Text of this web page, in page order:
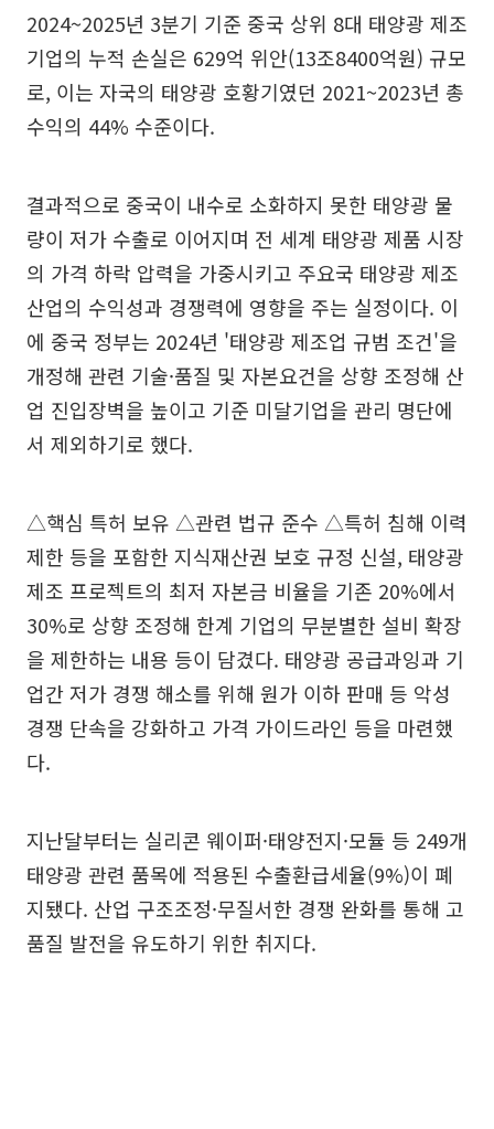
2024~2025년 3분기 기준 중국 상위 8대 태양광 제조
기업의 누적 손실은 629억 위안(13조8400억원) 규모
로, 이는 자국의 태양광 호황기였던 2021~2023년 총
수익의 44% 수준이다.
결과적으로 중국이 내수로 소화하지 못한 태양광 물
량이 저가 수출로 이어지며 전 세계 태양광 제품 시장
의 가격 하락 압력을 가중시키고 주요국 태양광 제조
산업의 수익성과 경쟁력에 영향을 주는 실정이다. 이
에 중국 정부는 2024년 '태양광 제조업 규범 조건'을
개정해 관련 기술·품질 및 자본요건을 상향 조정해 산
업 진입장벽을 높이고 기준 미달기업을 관리 명단에
서 제외하기로 했다.
△핵심 특허 보유 △관련 법규 준수 △특허 침해 이력
제한 등을 포함한 지식재산권 보호 규정 신설, 태양광
제조 프로젝트의 최저 자본금 비율을 기존 20%에서
30%로 상향 조정해 한계 기업의 무분별한 설비 확장
을 제한하는 내용 등이 담겼다. 태양광 공급과잉과 기
업간 저가 경쟁 해소를 위해 원가 이하 판매 등 악성
경쟁 단속을 강화하고 가격 가이드라인 등을 마련했
다.
지난달부터는 실리콘 웨이퍼·태양전지·모듈 등 249개
태양광 관련 품목에 적용된 수출환급세율(9%)이 폐
지됐다. 산업 구조조정·무질서한 경쟁 완화를 통해 고
품질 발전을 유도하기 위한 취지다.